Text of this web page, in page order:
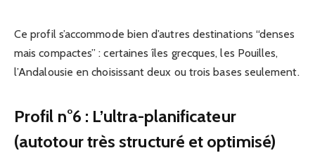
Ce profil s’accommode bien d’autres destinations “denses
mais compactes” : certaines îles grecques, les Pouilles,
l’Andalousie en choisissant deux ou trois bases seulement.
Profil n°6 : L’ultra-planificateur
(autotour très structuré et optimisé)